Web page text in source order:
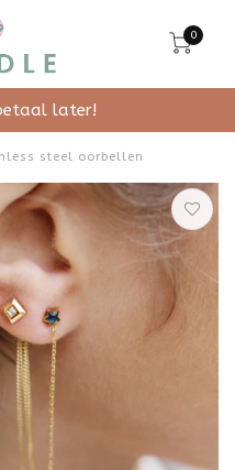
0
vanaf 50,-
steel oorbellen